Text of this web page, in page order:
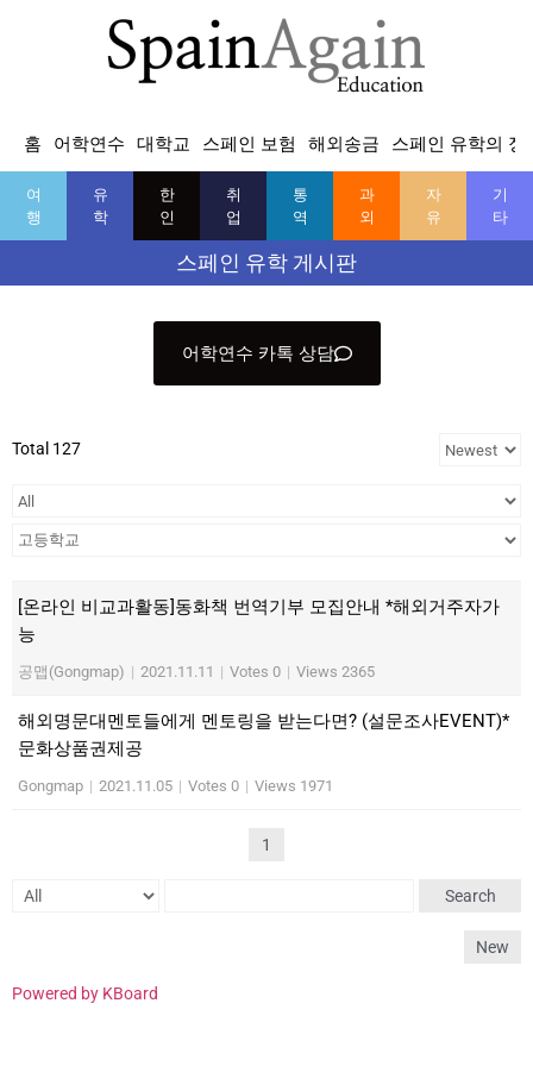
홈 어학연수 대학교 스페인 보험 해외송금 스페인 유학의 정
여
행
유
학
한
인
취
업
통
역
과
외
자
유
기
타
스페인 유학 게시판
어학연수 카톡 상담
Total 127
[온라인 비교과활동]동화책 번역기부 모집안내 *해외거주자가
능
공맵(Gongmap) | 2021.11.11 | Votes 0 | Views 2365
해외명문대멘토들에게 멘토링을 받는다면? (설문조사EVENT)*
문화상품권제공
Gongmap | 2021.11.05 | Votes 0 | Views 1971
1
Search
New
Powered by KBoard